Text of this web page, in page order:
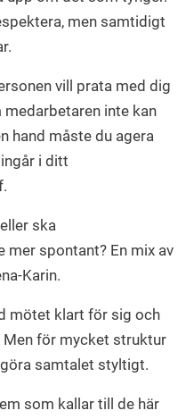
men samtidigt
vill prata med dig
inte kan
hand måste du agera
i ditt
ska
spontant? En mix av
Karin.
mötet klart för sig och
för mycket struktur
samtalet styltigt.
som kallar till de här